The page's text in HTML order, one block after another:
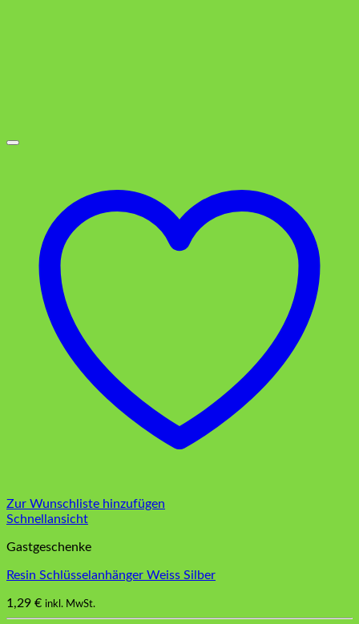
Zur Wunschliste hinzufügen
Schnellansicht
Gastgeschenke
Resin Schlüsselanhänger Weiss Silber
1,29 € inkl. MwSt.